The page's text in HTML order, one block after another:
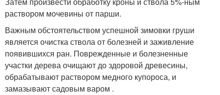
раствором мочевины от парши.
Важным обстоятельством успешной зимовки груши
является очистка ствола от болезней и заживление
появившихся ран. Поврежденные и болезненные
участки дерева очищают до здоровой древесины,
обрабатывают раствором медного купороса, и
замазывают садовым варом .